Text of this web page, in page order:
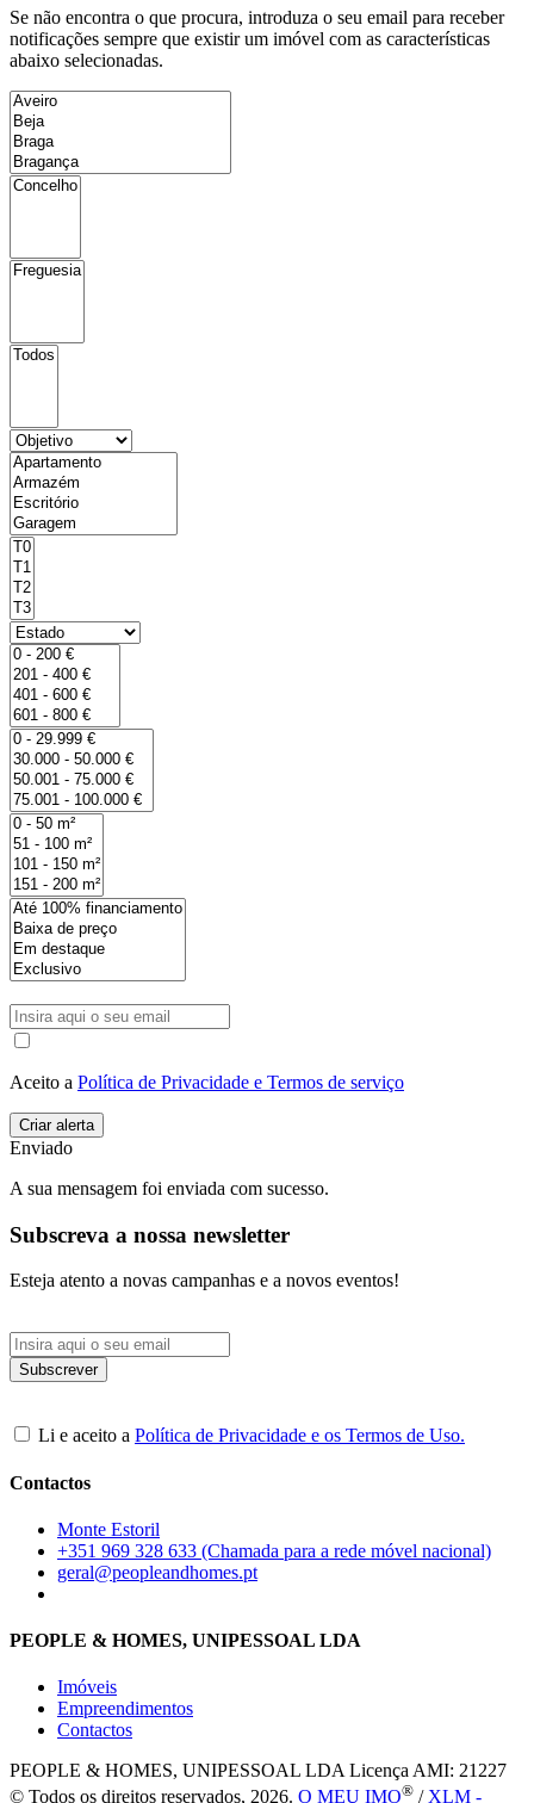
Se não encontra o que procura, introduza o seu email para receber
notificações sempre que existir um imóvel com as características
abaixo selecionadas.
Aceito a Política de Privacidade e Termos de serviço
Enviado
A sua mensagem foi enviada com sucesso.
Subscreva a nossa newsletter
Esteja atento a novas campanhas e a novos eventos!
Li e aceito a Política de Privacidade e os Termos de Uso.
Contactos
Monte Estoril
+351 969 328 633 (Chamada para a rede móvel nacional)
geral@peopleandhomes.pt
PEOPLE & HOMES, UNIPESSOAL LDA
Imóveis
Empreendimentos
Contactos
PEOPLE & HOMES, UNIPESSOAL LDA Licença AMI: 21227
© Todos os direitos reservados, 2026. O MEU IMO® /XLM -